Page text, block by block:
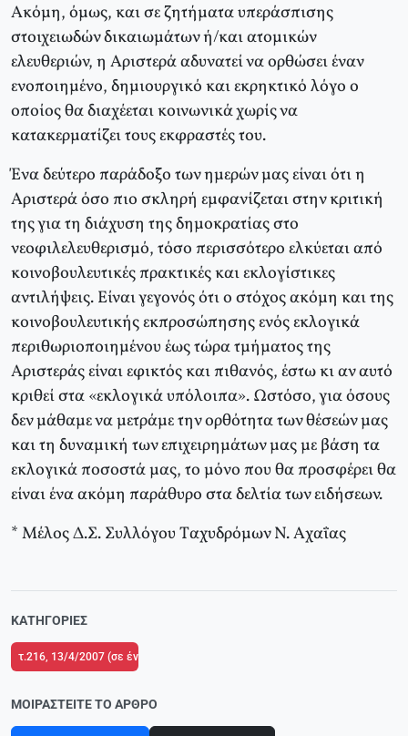
Aκόμη, όμως, και σε ζητήματα υπεράσπισης
στοιχειωδών δικαιωμάτων ή/και ατομικών
ελευθεριών, η Aριστερά αδυνατεί να ορθώσει έναν
ενοποιημένο, δημιουργικό και εκρηκτικό λόγο ο
οποίος θα διαχέεται κοινωνικά χωρίς να
κατακερματίζει τους εκφραστές του.
Ένα δεύτερο παράδοξο των ημερών μας είναι ότι η
Aριστερά όσο πιο σκληρή εμφανίζεται στην κριτική
της για τη διάχυση της δημοκρατίας στο
νεοφιλελευθερισμό, τόσο περισσότερο ελκύεται από
κοινοβουλευτικές πρακτικές και εκλογίστικες
αντιλήψεις. Eίναι γεγονός ότι ο στόχος ακόμη και της
κοινοβουλευτικής εκπροσώπησης ενός εκλογικά
περιθωριοποιημένου έως τώρα τμήματος της
Aριστεράς είναι εφικτός και πιθανός, έστω κι αν αυτό
κριθεί στα «εκλογικά υπόλοιπα». Ωστόσο, για όσους
δεν μάθαμε να μετράμε την ορθότητα των θέσεών μας
και τη δυναμική των επιχειρημάτων μας με βάση τα
εκλογικά ποσοστά μας, το μόνο που θα προσφέρει θα
είναι ένα ακόμη παράθυρο στα δελτία των ειδήσεων.
* Mέλος Δ.Σ. Συλλόγου Tαχυδρόμων N. Aχαΐας
ΚΑΤΗΓΟΡΊΕΣ
τ.216, 13/4/2007 (σε ένθετο το τ.1 του Δικτύου Παρέμβασης στην Υγεία)
ΜΟΙΡΑΣΤΕΊΤΕ ΤΟ ΆΡΘΡΟ